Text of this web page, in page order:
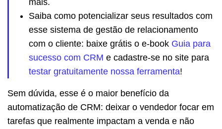
Saiba como potencializar seus resultados com
esse sistema de gestão de relacionamento
com o cliente: baixe grátis o e-book Guia para
sucesso com CRM e cadastre-se no site para
testar gratuitamente nossa ferramenta!
Sem dúvida, esse é o maior benefício da
automatização de CRM: deixar o vendedor focar em
tarefas que realmente impactam a venda e não